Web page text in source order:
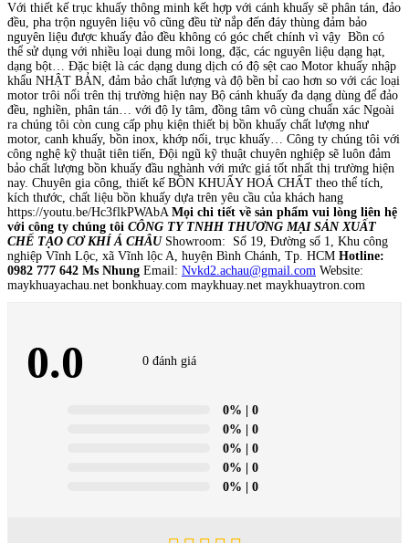
Với thiết kế trục khuấy thông minh kết hợp với cánh khuấy sẽ phân tán, đảo
đều, pha trộn nguyên liệu vô cũng đều từ nắp đến đáy thùng đảm bảo
nguyên liệu được khuấy đảo đều không có góc chết chính vì vậy Bồn có
thể sử dụng với nhiều loại dung môi long, đặc, các nguyên liệu dạng hạt,
dạng bột… Đặc biệt là các dạng dung dịch có độ sệt cao Motor khuấy nhập
khẩu NHẬT BẢN, đảm bảo chất lượng và độ bền bỉ cao hơn so với các loại
motor trôi nổi trên thị trường hiện nay Bộ cánh khuấy đa dạng dùng để đảo
đều, nghiền, phân tán… với độ ly tâm, đồng tâm vô cùng chuẩn xác Ngoài
ra chúng tôi còn cung cấp phụ kiện thiết bị bồn khuấy chất lượng như
motor, canh khuấy, bồn inox, khớp nối, trục khuấy… Công ty chúng tôi với
công nghệ kỹ thuật tiên tiến, Đội ngũ kỹ thuật chuyên nghiệp sẽ luôn đảm
bảo chất lượng bồn khuấy đầu nghành với mức giá tốt nhất thị trường hiện
nay. Chuyên gia công, thiết kế BỒN KHUẤY HOÁ CHẤT theo thể tích,
kích thước, chất liệu bồn khuấy dựa trên yêu cầu của khách hang
https://youtu.be/Hc3flkPWAbA Mọi chi tiết về sản phẩm vui lòng liên hệ
với công ty chúng tôi CÔNG TY TNHH THƯƠNG MẠI SẢN XUẤT
CHẾ TẠO CƠ KHÍ Á CHÂUShowroom: Số 19, Đường số 1, Khu công
nghiệp Vĩnh Lộc, xã Vĩnh lộc A, huyện Bình Chánh, Tp. HCM Hotline:
0982 777 642 Ms Nhung Email: Nvkd2.achau@gmail.com Website:
maykhuayachau.net bonkhuay.com maykhuay.net maykhuaytron.com
0.0 0 đánh giá
0% | 0
0% | 0
0% | 0
0% | 0
0% | 0